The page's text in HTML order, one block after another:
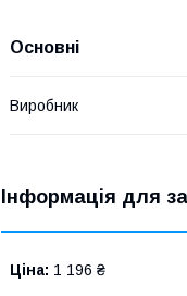
Основні
Виробник
Інформація для
Ціна: 1 196 ₴